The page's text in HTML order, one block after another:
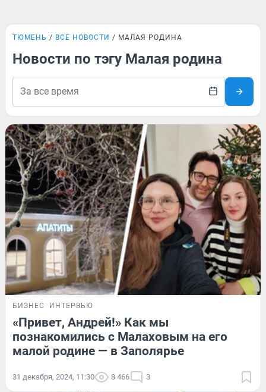
ТЮМЕНЬ ВСЕ НОВОСТИ МАЛАЯ РОДИНА
Новости по тэгу Малая родина
БИЗНЕС ИНТЕРВЬЮ
«Привет, Андрей!» Как мы
познакомились с Малаховым на его
малой родине — в Заполярье
31 декабря, 2024, 11:30 8 466 3